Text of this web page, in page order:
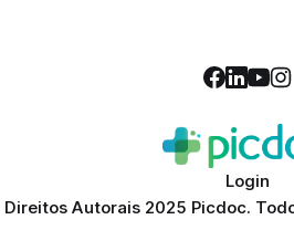
Login
Direitos Autorais 2025 Picdoc.